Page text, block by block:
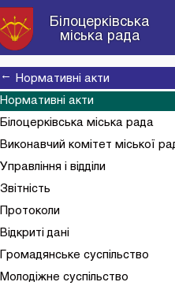
Білоцерківська
міська рада
→
Нормативні акти
Нормативні акти
Білоцерківська міська рада
Виконавчий комітет міської
Управління і відділи
Звітність
Протоколи
Відкриті дані
Громадянське суспільство
Молодіжне суспільство